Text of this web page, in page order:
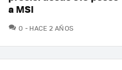
a MSI
0 COMENTARIOS
HACE 2 AÑOS